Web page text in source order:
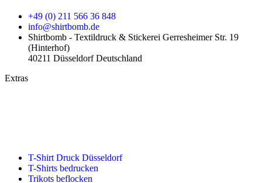
+49 (0) 211 566 36 848
info@shirtbomb.de
Shirtbomb - Textildruck & Stickerei Gerresheimer Str. 19
(Hinterhof)
40211 Düsseldorf Deutschland
Extras
T-Shirt Druck Düsseldorf
T-Shirts bedrucken
Trikots beflocken